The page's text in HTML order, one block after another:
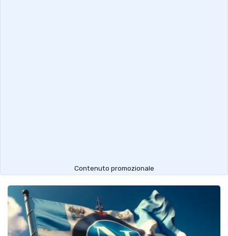
Contenuto promozionale